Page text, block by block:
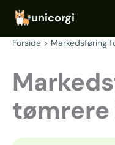
indholdet
Forside Markedsføring